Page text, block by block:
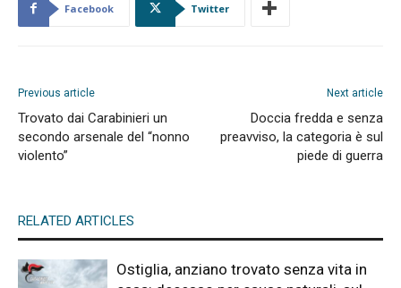
Facebook Twitter
Previous article
Trovato dai Carabinieri un
secondo arsenale del “nonno
violento”
Next article
Doccia fredda e senza
preavviso, la categoria è sul
piede di guerra
RELATED ARTICLES
Ostiglia, anziano trovato senza vita in